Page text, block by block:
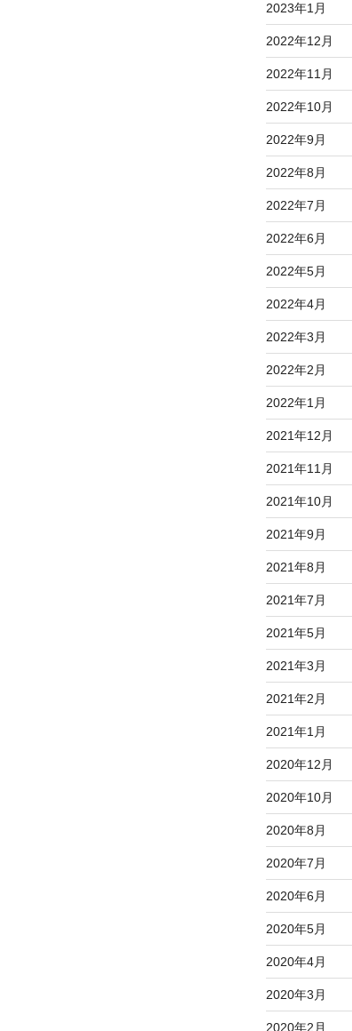
2023年1月
2022年12月
2022年11月
2022年10月
2022年9月
2022年8月
2022年7月
2022年6月
2022年5月
2022年4月
2022年3月
2022年2月
2022年1月
2021年12月
2021年11月
2021年10月
2021年9月
2021年8月
2021年7月
2021年5月
2021年3月
2021年2月
2021年1月
2020年12月
2020年10月
2020年8月
2020年7月
2020年6月
2020年5月
2020年4月
2020年3月
2020年2月